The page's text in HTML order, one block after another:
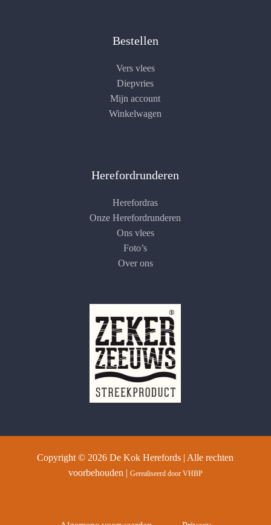
Bestellen
Vers vlees
Diepvries
Mijn account
Winkelwagen
Herefordrunderen
Herefordras
Onze Herefordrunderen
Ons vlees
Foto’s
Over ons
Copyright © 2026 De Kok Herefords | Alle rechten
voorbehouden | Gerealiseerd door VHBP